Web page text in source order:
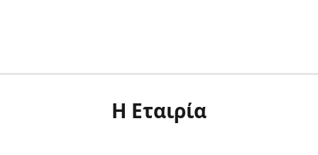
Η Εταιρία